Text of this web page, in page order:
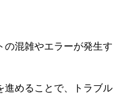
の混雑やエラーが発生す
進めることで、トラブル